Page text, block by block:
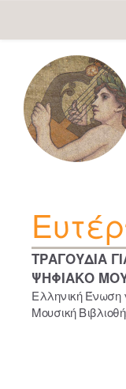
navigation
ΤΡΑΓΟΥΔΙΑ
ΨΗΦΙΑΚΟ
Ελληνική Ένωση
Μουσική